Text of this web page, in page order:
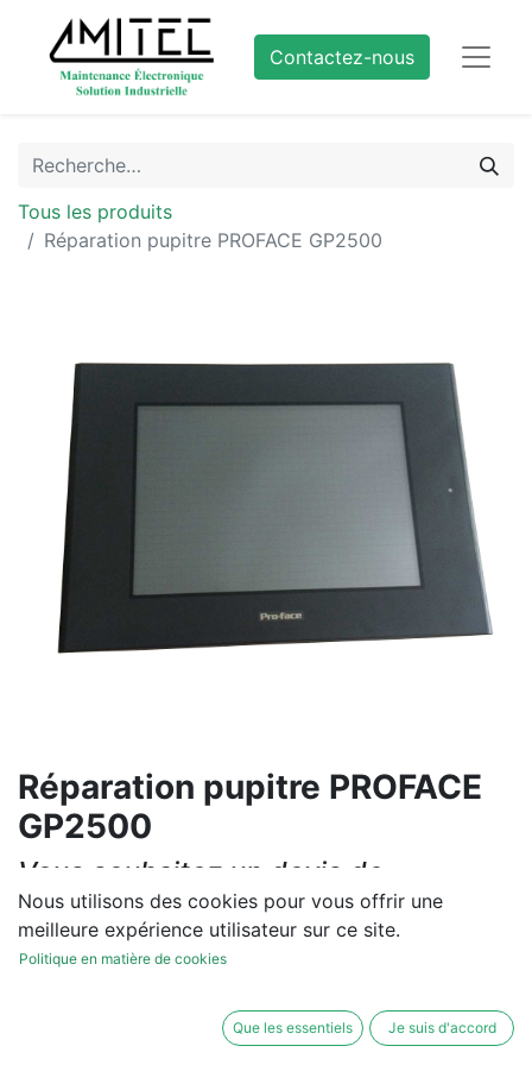
Contactez-nous
Tous les produits
Réparation pupitre PROFACE GP2500
Réparation pupitre PROFACE
GP2500
Vous souhaitez un devis de
réparation ou de vente, un
diagnostic sur site?
Nous utilisons des cookies pour vous offrir une
meilleure expérience utilisateur sur ce site.
Politique en matière de cookies
Que les essentiels Je suis d'accord